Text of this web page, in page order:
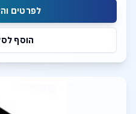
לפרטים
הוסף